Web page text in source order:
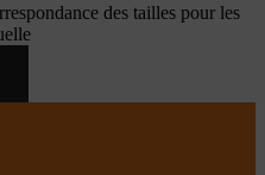
des tailles pour les